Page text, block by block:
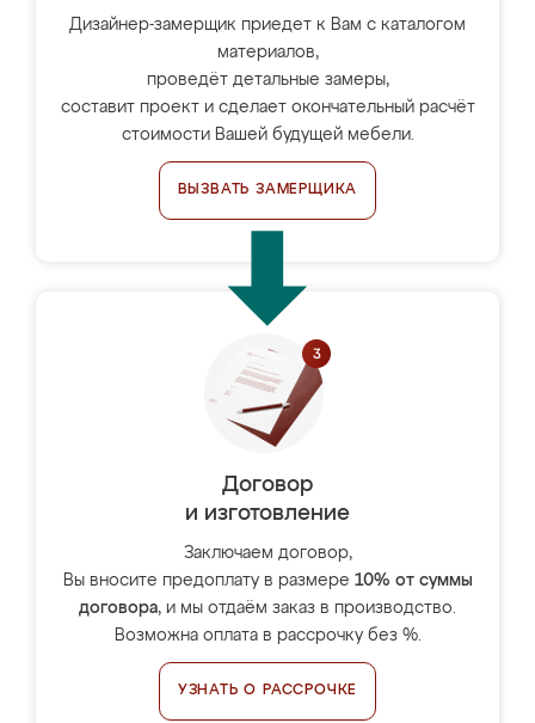
Дизайнер-замерщик приедет к Вам с каталогом
материалов,
проведёт детальные замеры,
составит проект и сделает окончательный расчёт
стоимости Вашей будущей мебели.
ВЫЗВАТЬ ЗАМЕРЩИКА
Договор
и изготовление
Заключаем договор,
Вы вносите предоплату в размере 10% от суммы
договора, и мы отдаём заказ в производство.
Возможна оплата в рассрочку без %.
УЗНАТЬ О РАССРОЧКЕ